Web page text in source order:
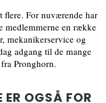
flere. For nuværende har
medlemmerne en række
mekanikerservice og
adgang til de mange
Pronghorn.
OGSÅ FOR